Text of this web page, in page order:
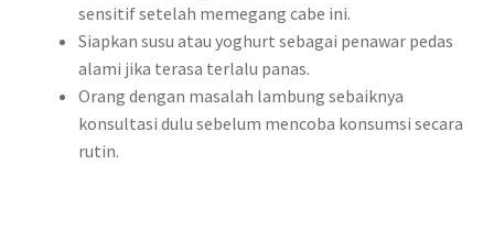
sensitif setelah memegang cabe ini.
Siapkan susu atau yoghurt sebagai penawar pedas
alami jika terasa terlalu panas.
Orang dengan masalah lambung sebaiknya
konsultasi dulu sebelum mencoba konsumsi secara
rutin.